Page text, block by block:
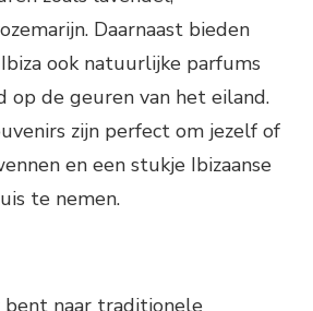
Daarnaast bieden
ook natuurlijke parfums
op de geuren van het eiland.
zijn perfect om jezelf of
en een stukje Ibizaanse
te nemen.
bent naar traditionele